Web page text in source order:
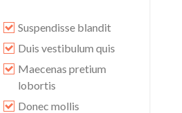
Suspendisse blandit
Duis vestibulum quis
Maecenas pretium
lobortis
Donec mollis